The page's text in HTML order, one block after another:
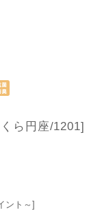
ら円座/1201]
ント～]